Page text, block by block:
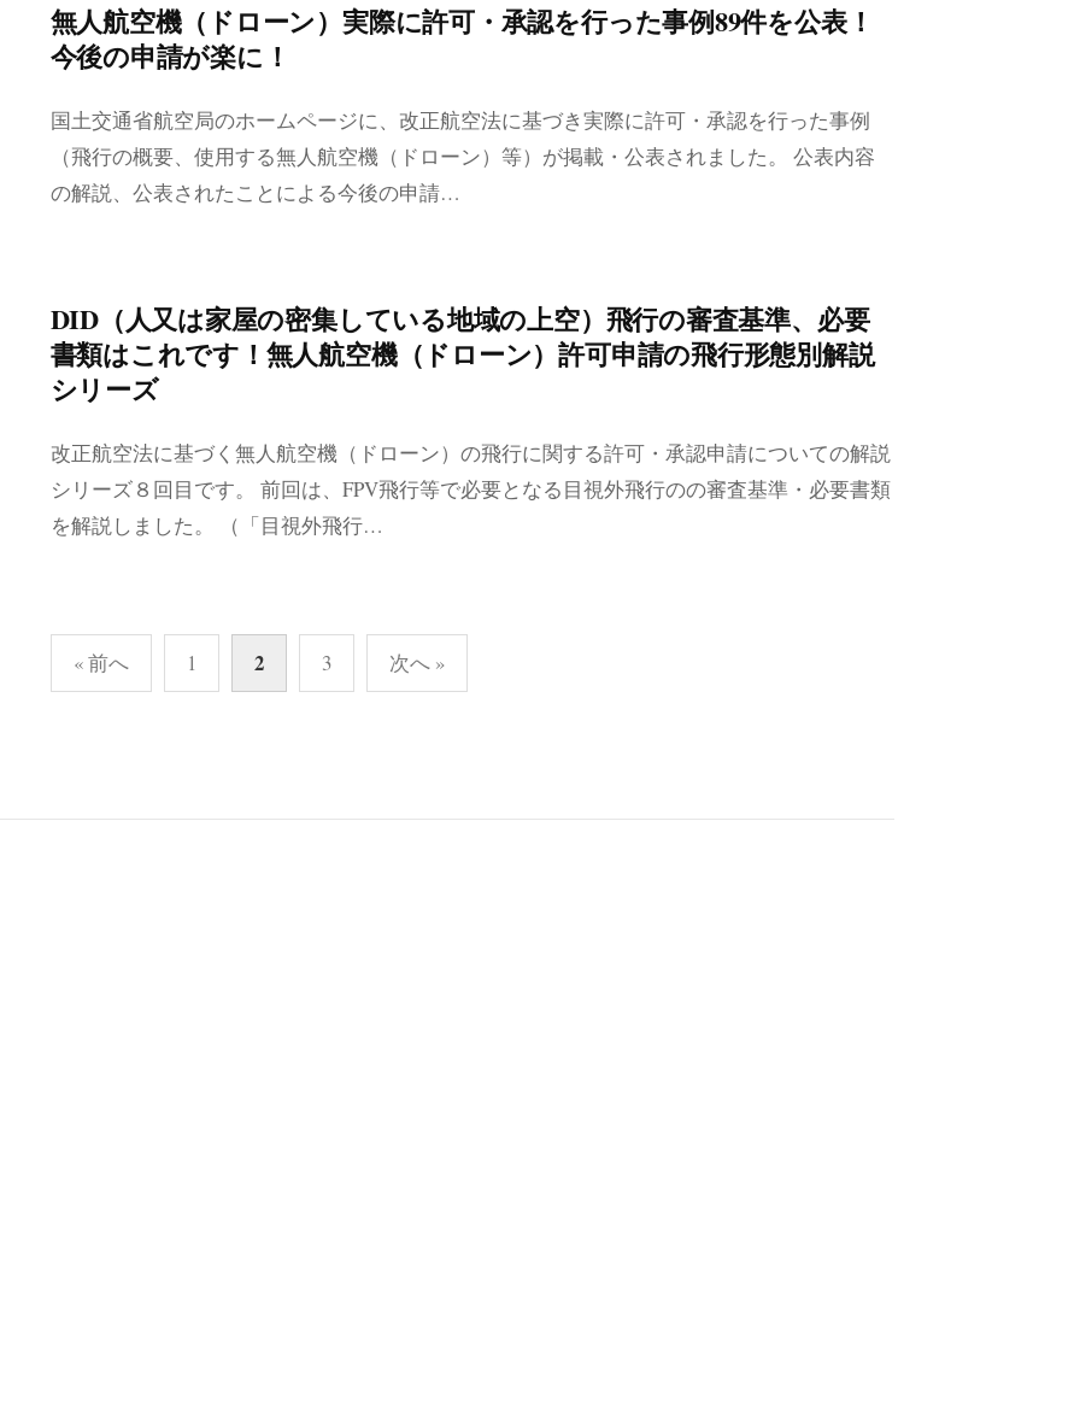
無人航空機（ドローン）実際に許可・承認を行った事例89件を公表！
今後の申請が楽に！
国土交通省航空局のホームページに、改正航空法に基づき実際に許可・承認を行った事例
（飛行の概要、使用する無人航空機（ドローン）等）が掲載・公表されました。 公表内容
の解説、公表されたことによる今後の申請…
DID（人又は家屋の密集している地域の上空）飛行の審査基準、必要
書類はこれです！無人航空機（ドローン）許可申請の飛行形態別解説
シリーズ
改正航空法に基づく無人航空機（ドローン）の飛行に関する許可・承認申請についての解説
シリーズ８回目です。 前回は、FPV飛行等で必要となる目視外飛行のの審査基準・必要書類
を解説しました。 （「目視外飛行…
稿
« 前へ 1 2 3 次へ »